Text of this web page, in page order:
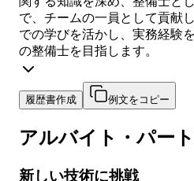
で、チームの一員として貢献
での学びを活かし、実務経験
の整備士を目指します。
履歴書作成 例文をコピー
アルバイト・パート
新しい技術に挑戦